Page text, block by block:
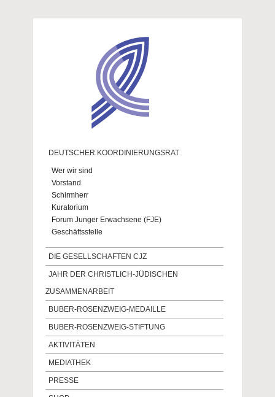
DEUTSCHER KOORDINIERUNGSRAT
Wer wir sind
Vorstand
Schirmherr
Kuratorium
Forum Junger Erwachsene (FJE)
Geschäftsstelle
DIE GESELLSCHAFTEN CJZ
JAHR DER CHRISTLICH-JÜDISCHEN
ZUSAMMENARBEIT
BUBER-ROSENZWEIG-MEDAILLE
BUBER-ROSENZWEIG-STIFTUNG
AKTIVITÄTEN
MEDIATHEK
PRESSE